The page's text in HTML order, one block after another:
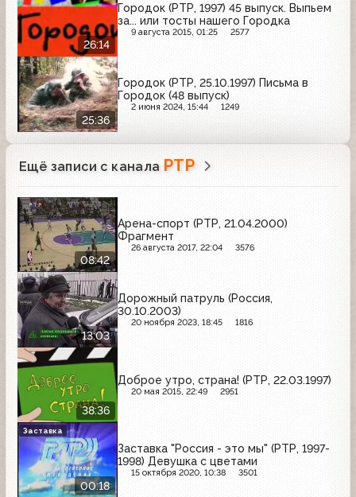
26:14
Городок (РТР, 1997) 45 выпуск. Выпьем
за... или тосты нашего Городка
9 августа 2015, 01:25 2577
25:36
Городок (РТР, 25.10.1997) Письма в
Городок (48 выпуск)
2 июня 2024, 15:44 1249
Ещё записи с канала РТР
08:42
Арена-спорт (РТР, 21.04.2000)
Фрагмент
26 августа 2017, 22:04 3576
13:03
Дорожный патруль (Россия,
30.10.2003)
20 ноября 2023, 18:45 1816
38:36
Доброе утро, страна! (РТР, 22.03.1997)
20 мая 2015, 22:49 2951
00:18
Заставка "Россия - это мы" (РТР, 1997-
1998) Девушка с цветами
15 октября 2020, 10:38 3501
Заставка